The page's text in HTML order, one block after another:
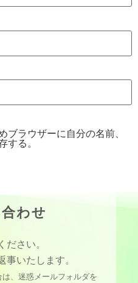
ブラウザーに自分の名前、
する。
わせ
さい。
いたします。
、迷惑メールフォルダを